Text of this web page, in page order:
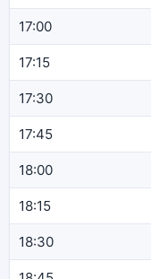
17:00
17:15
17:30
17:45
18:00
18:15
18:30